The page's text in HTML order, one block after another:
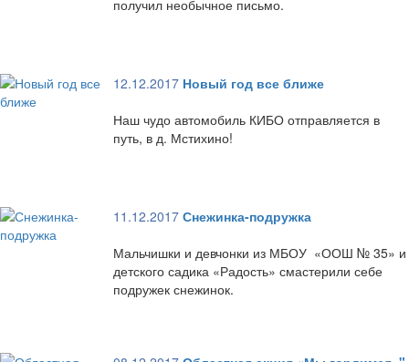
получил необычное письмо.
12.12.2017 Новый год все ближе
Наш чудо автомобиль КИБО отправляется в
путь, в д. Мстихино!
11.12.2017 Снежинка-подружка
Мальчишки и девчонки из МБОУ «ООШ № 35» и
детского садика «Радость» смастерили себе
подружек снежинок.